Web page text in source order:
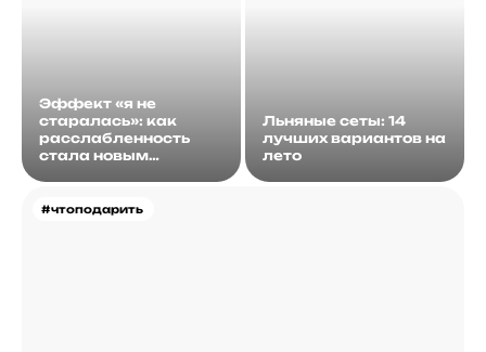
Эффект «я не
старалась»: как
расслабленность
стала новым
#чтоподарить
Льняные сеты: 14
лучших вариантов на
лето